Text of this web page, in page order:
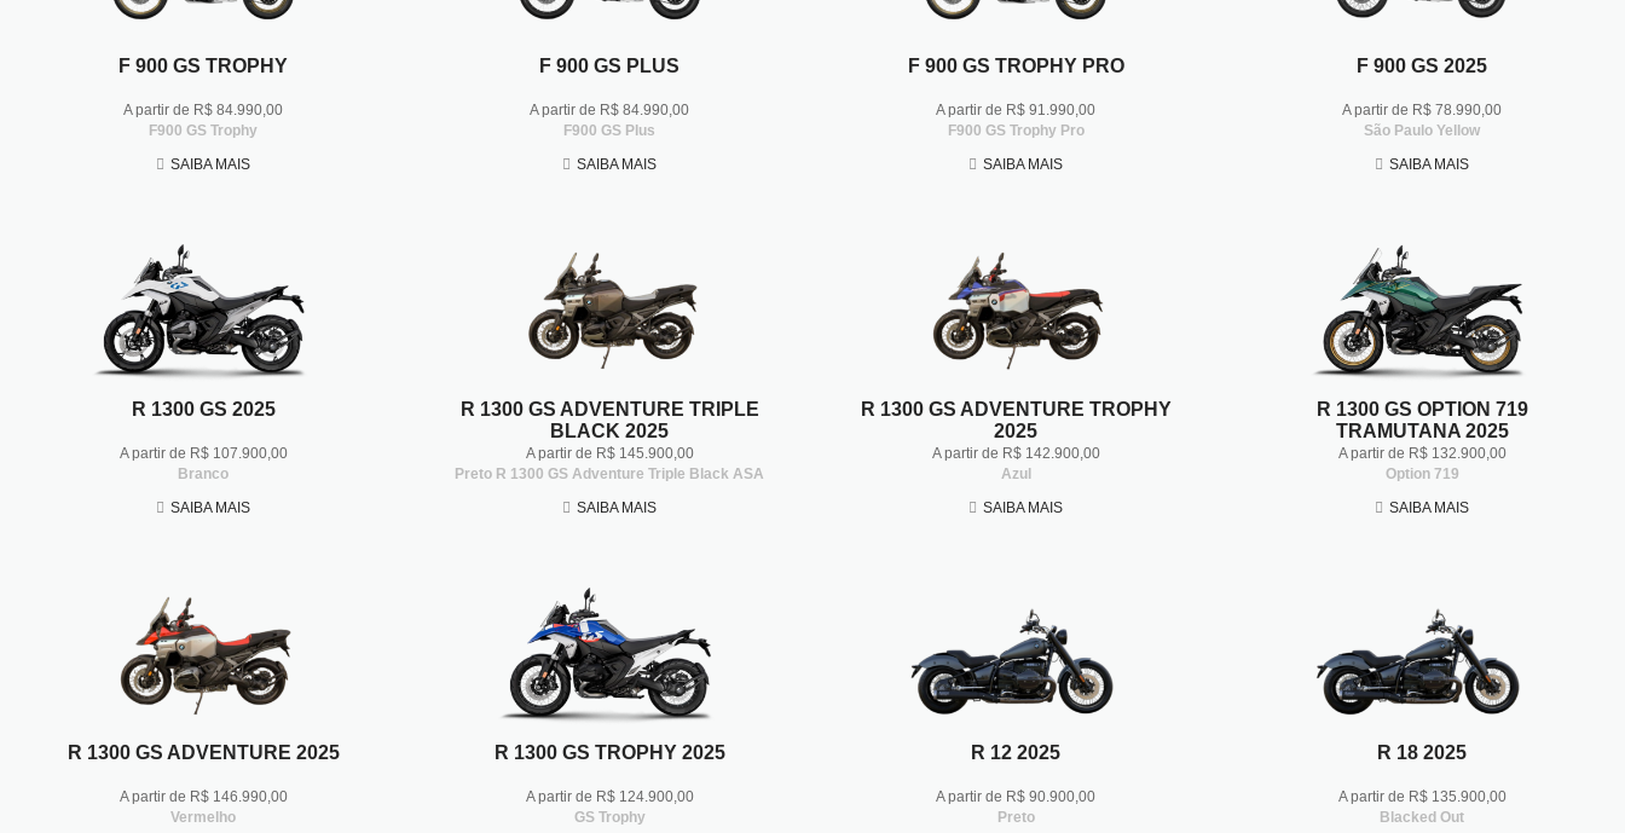
F 900 GS TROPHY
A partir de R$ 84.990,00
F900 GS Trophy
SAIBA MAIS
F 900 GS PLUS
A partir de R$ 84.990,00
F900 GS Plus
SAIBA MAIS
F 900 GS TROPHY PRO
A partir de R$ 91.990,00
F900 GS Trophy Pro
SAIBA MAIS
F 900 GS 2025
A partir de R$ 78.990,00
São Paulo Yellow
SAIBA MAIS
R 1300 GS 2025
A partir de R$ 107.900,00
Branco
SAIBA MAIS
R 1300 GS ADVENTURE TRIPLE
BLACK 2025
A partir de R$ 145.900,00
Preto R 1300 GS Adventure Triple Black ASA
SAIBA MAIS
R 1300 GS ADVENTURE TROPHY
2025
A partir de R$ 142.900,00
Azul
SAIBA MAIS
R 1300 GS OPTION 719
TRAMUTANA 2025
A partir de R$ 132.900,00
Option 719
SAIBA MAIS
R 1300 GS ADVENTURE 2025
A partir de R$ 146.990,00
Vermelho
R 1300 GS TROPHY 2025
A partir de R$ 124.900,00
GS Trophy
R 12 2025
A partir de R$ 90.900,00
Preto
R 18 2025
A partir de R$ 135.900,00
Blacked Out